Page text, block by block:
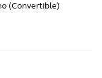
(Convertible)